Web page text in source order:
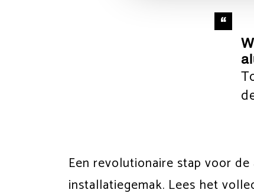
Een revolutionaire stap voor
installatiegemak. Lees het